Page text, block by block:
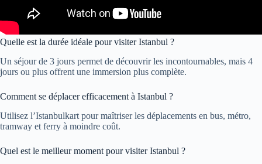
Quelle est la durée idéale pour visiter Istanbul ?
Un séjour de 3 jours permet de découvrir les incontournables, mais 4
jours ou plus offrent une immersion plus complète.
Comment se déplacer efficacement à Istanbul ?
Utilisez l’Istanbulkart pour maîtriser les déplacements en bus, métro,
tramway et ferry à moindre coût.
Quel est le meilleur moment pour visiter Istanbul ?